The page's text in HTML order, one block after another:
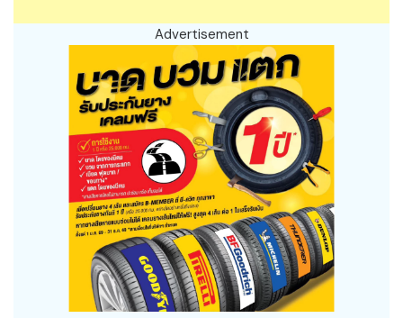
Advertisement